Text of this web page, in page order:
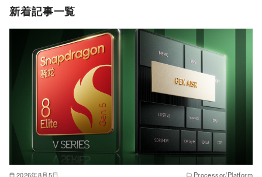
ゴ
新着記事一覧
2026年8月5日 Processor/Platform